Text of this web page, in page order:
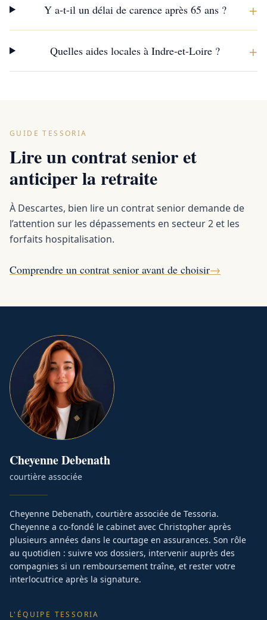
Y a-t-il un délai de carence après 65 ans ? +
Quelles aides locales à Indre-et-Loire ? +
GUIDE TESSORIA
Lire un contrat senior et
anticiper la retraite
À Descartes, bien lire un contrat senior demande de
l’attention sur les dépassements en secteur 2 et les
forfaits hospitalisation.
Comprendre un contrat senior avant de choisir→
CheyenneDebenath
courtière associée
Cheyenne Debenath, courtière associée de Tessoria.
Cheyenne a co-fondé le cabinet avec Christopher après
plusieurs années dans le courtage en assurances. Son rôle
au quotidien : suivre vos dossiers, intervenir auprès des
compagnies si un remboursement traîne, et rester votre
interlocutrice après la signature.
L'ÉQUIPE TESSORIA